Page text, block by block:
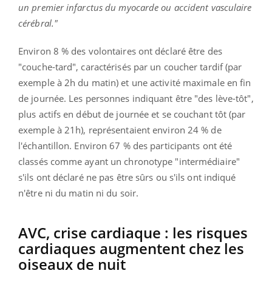
un premier infarctus du myocarde ou accident vasculaire
cérébral."
Environ 8 % des volontaires ont déclaré être des
"couche-tard", caractérisés par un coucher tardif (par
exemple à 2h du matin) et une activité maximale en fin
de journée. Les personnes indiquant être "des lève-tôt",
plus actifs en début de journée et se couchant tôt (par
exemple à 21h), représentaient environ 24 % de
l'échantillon. Environ 67 % des participants ont été
classés comme ayant un chronotype "intermédiaire"
s'ils ont déclaré ne pas être sûrs ou s'ils ont indiqué
n'être ni du matin ni du soir.
AVC, crise cardiaque : les risques
cardiaques augmentent chez les
oiseaux de nuit